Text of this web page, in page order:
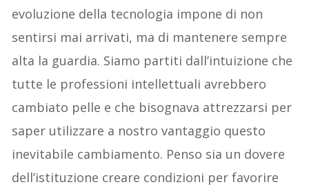
evoluzione della tecnologia impone di non
sentirsi mai arrivati, ma di mantenere sempre
alta la guardia. Siamo partiti dall’intuizione che
tutte le professioni intellettuali avrebbero
cambiato pelle e che bisognava attrezzarsi per
saper utilizzare a nostro vantaggio questo
inevitabile cambiamento. Penso sia un dovere
dell’istituzione creare condizioni per favorire